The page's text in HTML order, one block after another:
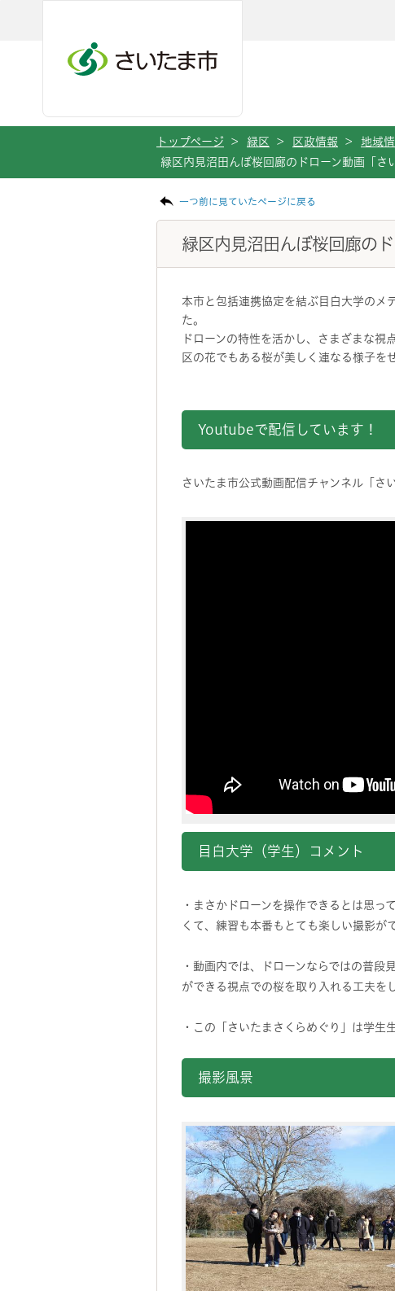
トップページ > 緑区 > 区政情報 > 地域
緑区内見沼田んぼ桜回廊のドローン動画「さ
一つ前に見ていたページに戻る
緑区内見沼田んぼ桜回廊の
本市と包括連携協定を結ぶ目白大学のメ
た。
ドローンの特性を活かし、さまざまな視
区の花でもある桜が美しく連なる様子を
Youtubeで配信しています！
さいたま市公式動画配信チャンネル「さ
目白大学（学生）コメント
・まさかドローンを操作できるとは思っ
くて、練習も本番もとても楽しい撮影が
・動画内では、ドローンならではの普
ができる視点での桜を取り入れる工夫を
・この「さいたまさくらめぐり」は学生
撮影風景